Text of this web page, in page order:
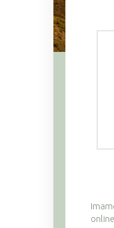
online